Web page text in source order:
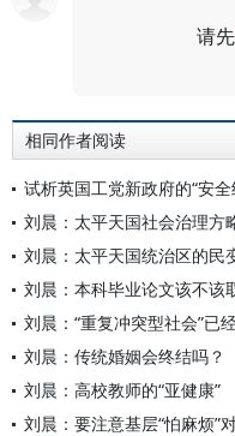
请
相同作者阅读
试析英国工党新政府的“安全
刘晨：太平天国社会治理
刘晨：太平天国统治区的民
刘晨：本科毕业论文该不该
刘晨：“重复冲突型社会”已
刘晨：传统婚姻会终结吗？
刘晨：高校教师的“亚健康”
刘晨：要注意基层“怕麻烦”